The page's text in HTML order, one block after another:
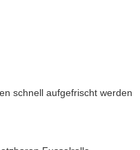
schnell aufgefrischt werden